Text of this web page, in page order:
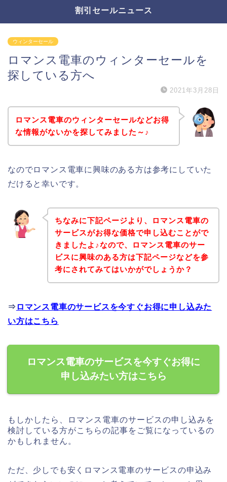
割引セールニュース
ウィンターセール
ロマンス電車のウィンターセールを
探している方へ
2021年3月28日
ロマンス電車のウィンターセールなどお得
な情報がないかを探してみました～♪
なのでロマンス電車に興味のある方は参考にしていた
だけると幸いです。
ちなみに下記ページより、ロマンス電車の
サービスがお得な価格で申し込むことがで
きましたよ♪なので、ロマンス電車のサー
ビスに興味のある方は下記ページなどを参
考にされてみてはいかがでしょうか？
⇒ ロマンス電車のサービスを今すぐお得に申し込みた
い方はこちら
ロマンス電車のサービスを今すぐお得に
申し込みたい方はこちら
もしかしたら、ロマンス電車のサービスの申し込みを
検討している方がこちらの記事をご覧になっているの
かもしれません。
ただ、少しでも安くロマンス電車のサービスの申込み